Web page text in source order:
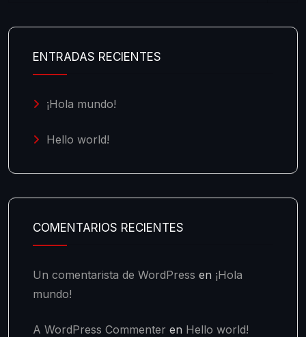
ENTRADAS RECIENTES
¡Hola mundo!
Hello world!
COMENTARIOS RECIENTES
Un comentarista de WordPress en ¡Hola
mundo!
A WordPress Commenter en Hello world!